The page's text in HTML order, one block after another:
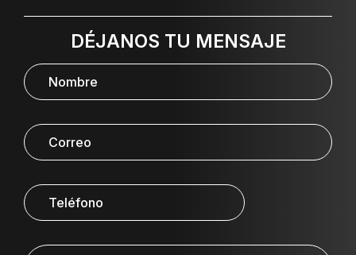
DÉJANOS TU MENSAJE